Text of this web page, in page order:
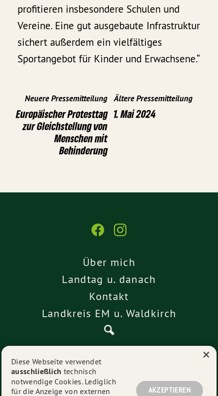
profitieren insbesondere Schulen und
Vereine. Eine gut ausgebaute Infrastruktur
sichert außerdem ein vielfältiges
Sportangebot für Kinder und Erwachsene.“
Neuere Pressemitteilung
Europäischer Protesttag
zur Gleichstellung von
Menschen mit
Behinderung
Ältere Pressemitteilung
1. Mai 2024
Über mich
Landtag u. danach
Kontakt
Landkreis EM u. Waldkirch
Impressum
Datenschutz
Diese Webseite verwendet
ausschließlich technisch
notwendige Cookies. Lediglich
für die Anzeige von externen
AKZEPTIEREN
×